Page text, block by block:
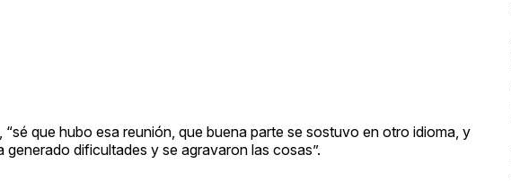
que hubo esa reunión, que buena parte se sostuvo en otro idioma, y
dificultades y se agravaron las cosas”.